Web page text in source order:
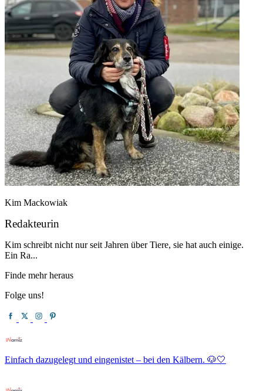
Kim Mackowiak
Redakteurin
Kim schreibt nicht nur seit Jahren über Tiere, sie hat auch einige.
Ein Ra...
Finde mehr heraus
Folge uns!
Einfach dazugelegt und eingenistet – bei den Kälbern. 🐶🤍